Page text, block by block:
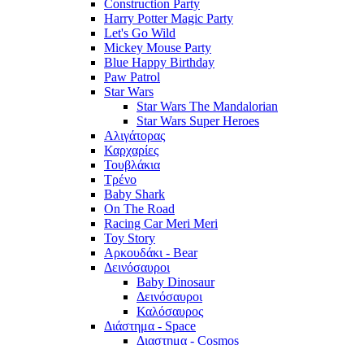
Construction Party
Harry Potter Magic Party
Let's Go Wild
Mickey Mouse Party
Blue Happy Birthday
Paw Patrol
Star Wars
Star Wars The Mandalorian
Star Wars Super Heroes
Αλιγάτορας
Καρχαρίες
Τουβλάκια
Τρένο
Baby Shark
On The Road
Racing Car Meri Meri
Toy Story
Αρκουδάκι - Bear
Δεινόσαυροι
Baby Dinosaur
Δεινόσαυροι
Καλόσαυρος
Διάστημα - Space
Διαστημα - Cosmos